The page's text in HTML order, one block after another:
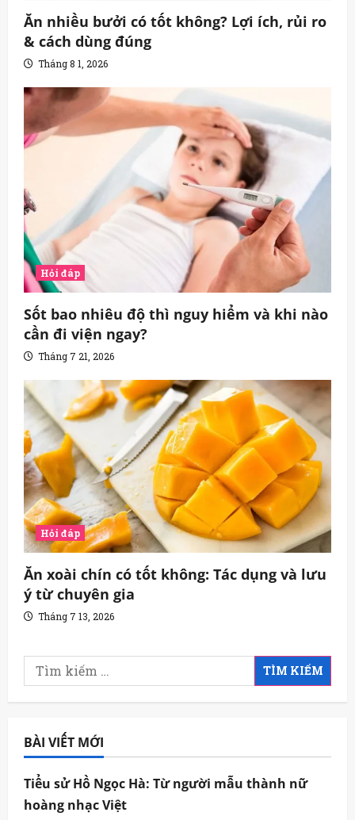
Ăn nhiều bưởi có tốt không? Lợi ích, rủi ro
& cách dùng đúng
Tháng 8 1, 2026
Hỏi đáp
Sốt bao nhiêu độ thì nguy hiểm và khi nào
cần đi viện ngay?
Tháng 7 21, 2026
Hỏi đáp
Ăn xoài chín có tốt không: Tác dụng và lưu
ý từ chuyên gia
Tháng 7 13, 2026
Tìm
kiếm
BÀI VIẾT MỚI
Tiểu sử Hồ Ngọc Hà: Từ người mẫu thành nữ
hoàng nhạc Việt